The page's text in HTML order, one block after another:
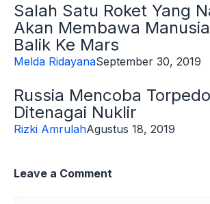
Salah Satu Roket Yang
Akan Membawa
Balik Ke Mars
Melda RidayanaSeptember 30, 2019
Russia Mencoba
Ditenagai Nuklir
Rizki AmrulahAgustus 18, 2019
Leave a Comment